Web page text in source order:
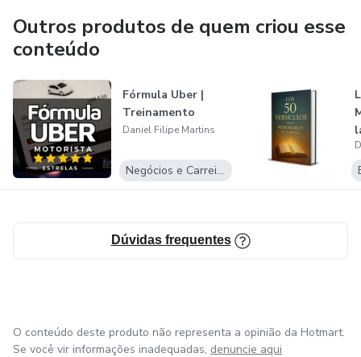
jornada de descoberta e transformação. Vamos explorar
juntos as possibilidades infinitas que a era digital nos
oferece e construir um futuro melhor para todos.
Outros produtos de quem criou esse
conteúdo
Fórmula Uber |
Treinamento
Daniel Filipe Martins
Negócios e Carreira
Dúvidas frequentes
O conteúdo deste produto não representa a opinião da Hotmart.
Se você vir informações inadequadas, denuncie aqui